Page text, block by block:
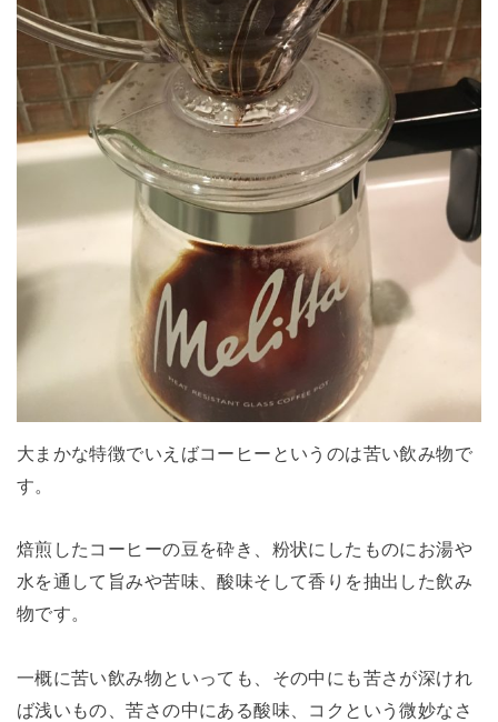
大まかな特徴でいえばコーヒーというのは苦い飲み物で
す。
焙煎したコーヒーの豆を砕き、粉状にしたものにお湯や
水を通して旨みや苦味、酸味そして香りを抽出した飲み
物です。
一概に苦い飲み物といっても、その中にも苦さが深けれ
ば浅いもの、苦さの中にある酸味、コクという微妙なさ